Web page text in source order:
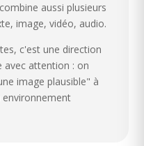
aussi plusieurs
image, vidéo, audio.
c'est une direction
avec attention : on
image plausible" à